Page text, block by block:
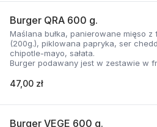
Burger QRA 600 g.
Maślana bułka, panierowane mięso
(200g.), piklowana papryka, ser
chipotle-mayo, sałata.
Burger podawany jest w zestawie w
47,00 zł
Burger VEGE 600 g.